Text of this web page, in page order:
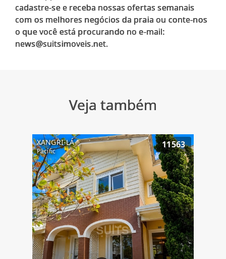
cadastre-se e receba nossas ofertas semanais
com os melhores negócios da praia ou conte-nos
o que você está procurando no e-mail:
Veja também
XANGRI-LÁ
Pacific
11563